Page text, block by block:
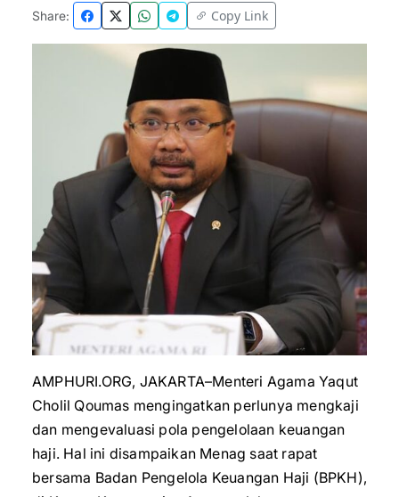
Share: Copy Link
AMPHURI.ORG, JAKARTA–Menteri Agama Yaqut
Cholil Qoumas mengingatkan perlunya mengkaji
dan mengevaluasi pola pengelolaan keuangan
haji. Hal ini disampaikan Menag saat rapat
bersama Badan Pengelola Keuangan Haji (BPKH),